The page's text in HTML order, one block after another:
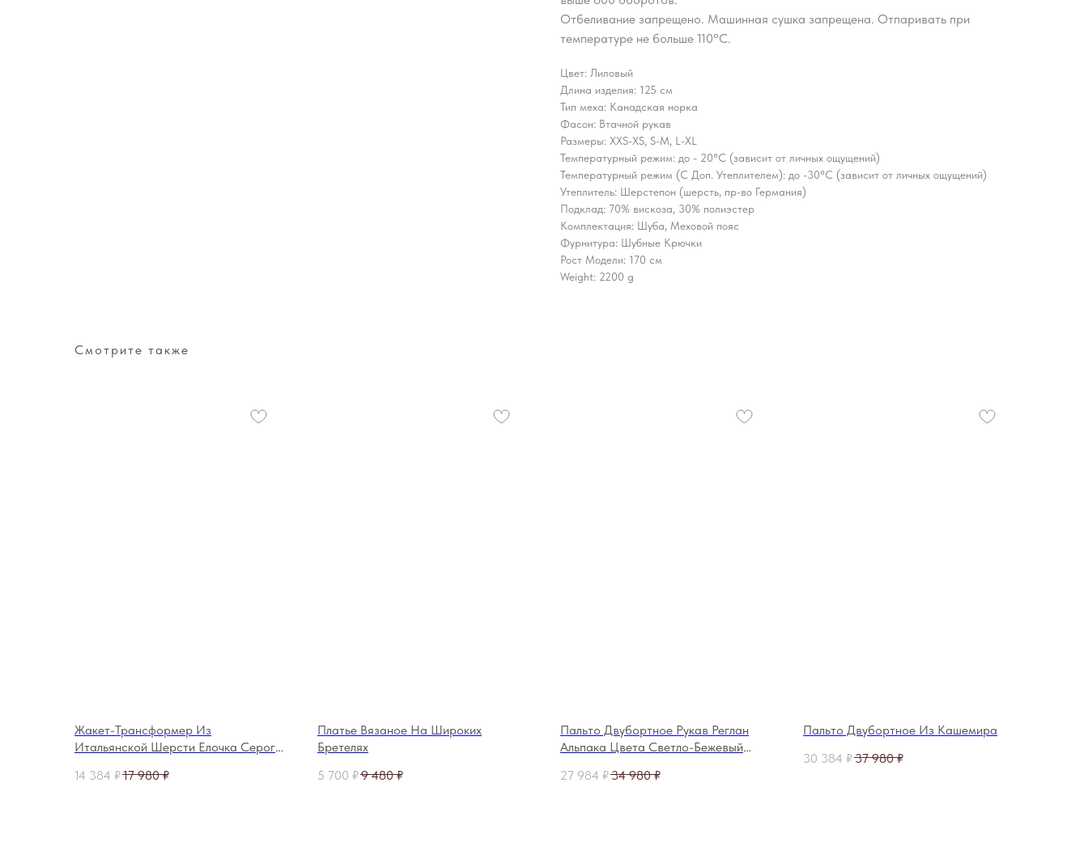
Отбеливание запрещено. Машинная сушка запрещена. Отпаривать при
температуре не больше 110°С.
Цвет: Лиловый
Длина изделия: 125 см
Тип меха: Канадская норка
Фасон: Втачной рукав
Размеры: XXS-XS, S-M, L-XL
Температурный режим: до - 20°C (зависит от личных ощущений)
Температурный режим (С Доп. Утеплителем): до -30°C (зависит от личных ощущений)
Утеплитель: Шерстепон (шерсть, пр-во Германия)
Подклад: 70% вискоза, 30% полиэстер
Комплектация: Шуба, Меховой пояс
Фурнитура: Шубные Крючки
Рост Модели: 170 см
Weight: 2200 g
Смотрите также
Жакет-Трансформер Из
Итальянской Шерсти Елочка Серого
14 384 ₽17 980 ₽
Платье Вязаное На Широких
Бретелях
5 700 ₽9 480 ₽
Пальто Двубортное Рукав Реглан
Альпака Цвета Светло-Бежевый
27 984 ₽34 980 ₽
Пальто Двубортное Из Кашемира
30 384 ₽37 980 ₽